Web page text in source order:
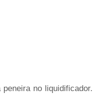
no liquidificador.